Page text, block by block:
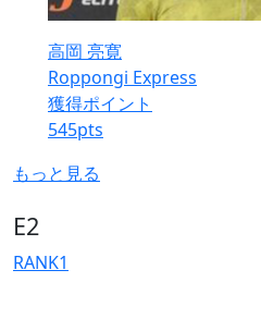
高岡 亮寛
Roppongi Express
獲得ポイント
545pts
もっと見る
E2
RANK1